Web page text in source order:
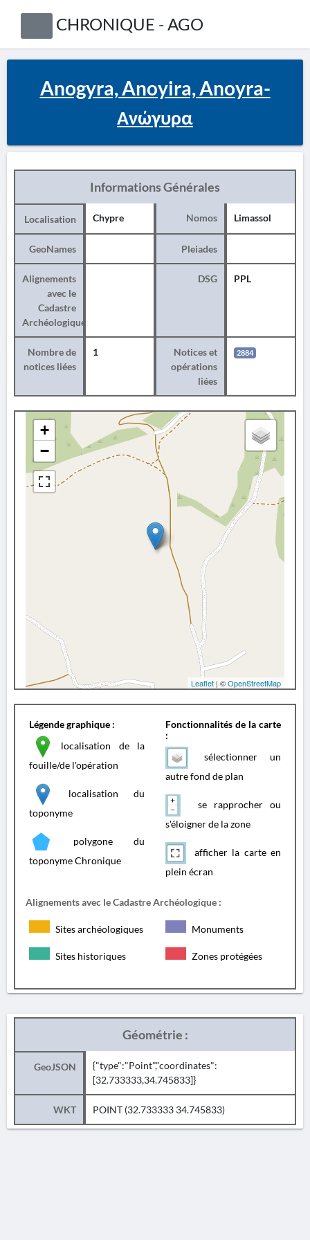
CHRONIQUE - AGO
Anogyra, Anoyira, Anoyra-
Ανώγυρα
Informations Générales
Localisation Chypre Nomos Limassol
GeoNames Pleiades
Alignements
avec le
Cadastre
Archéologique
DSG PPL
Nombre de
notices liées
1
Notices et
opérations
liées
2884
+
−
Leaflet | ©OpenStreetMap
Légende graphique :
localisation de la
fouille/de l'opération
localisation du
toponyme
polygone du
toponyme Chronique
Fonctionnalités de la carte
:
sélectionner un
autre fond de plan
se rapprocher ou
s'éloigner de la zone
afficher la carte en
plein écran
Alignements avec le Cadastre Archéologique :
Sites archéologiques Monuments
Sites historiques Zones protégées
Géométrie :
GeoJSON
{"type":"Point","coordinates":
[32.733333,34.745833]}
WKT POINT (32.733333 34.745833)